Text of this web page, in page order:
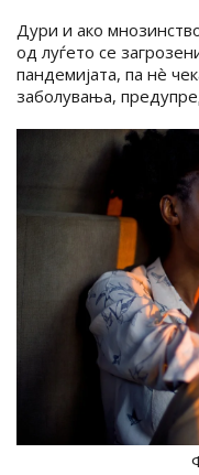
Дури и ако
од луѓето се
пандемијата, па нè
заболувања,